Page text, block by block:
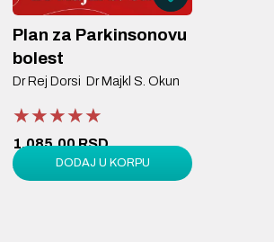
Plan za Parkinsonovu
bolest
Dr Rej Dorsi Dr Majkl S. Okun
★★★★★
★★★★★
★★★★★
1.085,00 RSD
1.550,00 RSDDODAJ U KORPU